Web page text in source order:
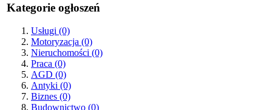
Kategorie ogłoszeń
Usługi (0)
Motoryzacja (0)
Nieruchomości (0)
Praca (0)
AGD (0)
Antyki (0)
Biznes (0)
Budownictwo (0)